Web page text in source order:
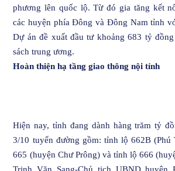
phương lên quốc lộ. Từ đó gia tăng kết
các huyện phía Đông và Đông Nam tỉnh
Dự án đề xuất đầu tư khoảng 683 tỷ
sách trung ương.
Hoàn thiện hạ tầng giao thông nội tỉnh
Hiện nay, tỉnh đang dành hàng trăm tỷ
3/10 tuyến đường gồm: tỉnh lộ 662B (Phú
665 (huyện Chư Prông) và tỉnh lộ 666
Trịnh Văn Sang-Chủ tịch UBND huyện